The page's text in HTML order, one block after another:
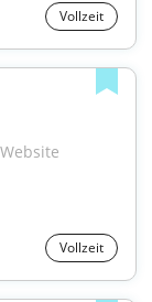
Vollzeit
Vollzeit